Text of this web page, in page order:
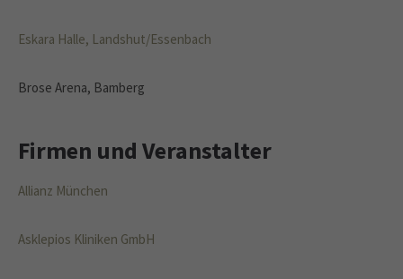
Eskara Halle, Landshut/Essenbach
Brose Arena, Bamberg
Firmen und Veranstalter
Allianz München
Asklepios Kliniken GmbH